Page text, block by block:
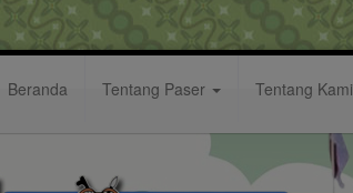
Beranda Tentang Paser Tentang Kami